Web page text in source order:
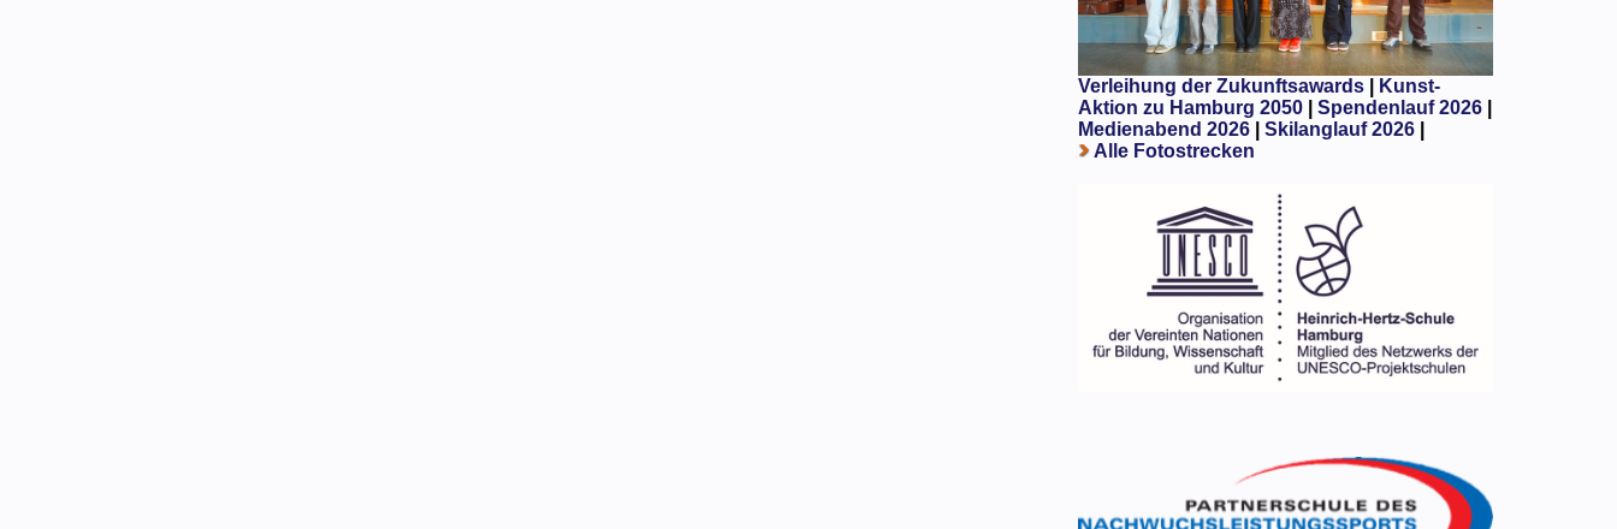
Verleihung der Zukunftsawards|
Kunst-
Aktion zu Hamburg 2050
Spendenlauf 2026|
Medienabend 2026| Skilanglauf 2026|
Alle Fotostrecken